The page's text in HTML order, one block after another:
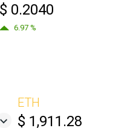
$ 0.2040
6.97 %
ETH
$ 1,911.28